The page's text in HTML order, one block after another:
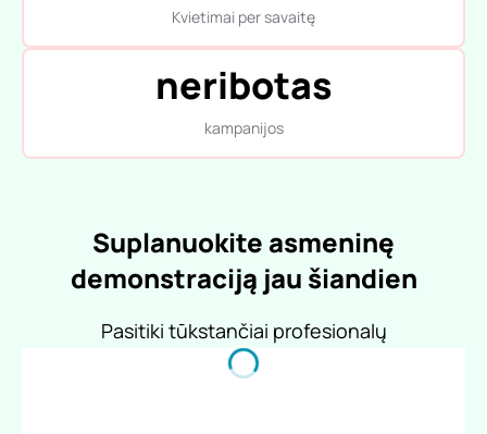
Kvietimai per savaitę
neribotas
kampanijos
Suplanuokite asmeninę
demonstraciją jau šiandien
Pasitiki tūkstančiai profesionalų